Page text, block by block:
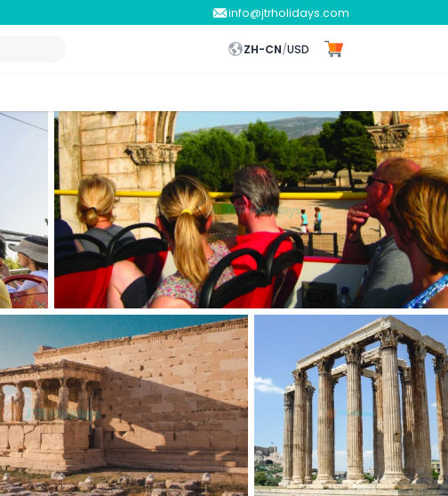
info@jtrholidays.com
ZH-CN/USD